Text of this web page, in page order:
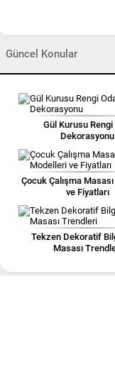
Güncel Konular
Gül Kurusu Rengi
Dekorasyonu
Çocuk Çalışma
ve Fiyatları
Tekzen Dekoratif
Masası